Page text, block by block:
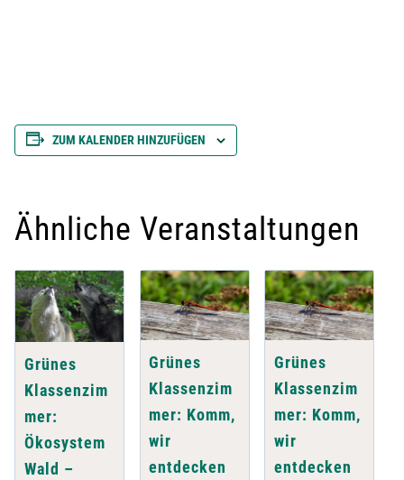
ZUM KALENDER HINZUFÜGEN
Ähnliche Veranstaltungen
Grünes
Klassenzim
mer:
Ökosystem
Wald –
Grünes
Klassenzim
mer: Komm,
wir
entdecken
Grünes
Klassenzim
mer: Komm,
wir
entdecken